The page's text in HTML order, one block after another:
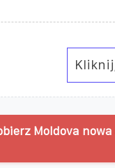
Moldova